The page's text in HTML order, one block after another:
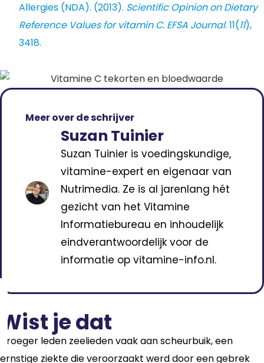
Allergies (NDA). (2013). Scientific Opinion on Dietary
Reference Values for vitamin C. EFSA Journal.11(11),
3418.
Meer over de schrijver
Suzan Tuinier
Suzan Tuinier is voedingskundige,
vitamine-expert en eigenaar van
Nutrimedia. Ze is al jarenlang hét
gezicht van het Vitamine
Informatiebureau en inhoudelijk
eindverantwoordelijk voor de
informatie op vitamine-info.nl.
Wist je dat
Vroeger leden zeelieden vaak aan scheurbuik, een
ernstige ziekte die veroorzaakt werd door een gebrek